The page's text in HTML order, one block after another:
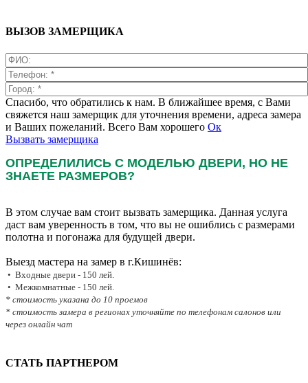
ВЫЗОВ ЗАМЕРЩИКА
Спасибо, что обратились к нам. В ближайшее время, с Вами
свяжется наш замерщик для уточнения времени, адреса замера
и Ваших пожеланий. Всего Вам хорошего Ок
Вызвать замерщика
ОПРЕДЕЛИЛИСЬ С МОДЕЛЬЮ ДВЕРИ, НО НЕ
ЗНАЕТЕ РАЗМЕРОВ?
В этом случае вам стоит вызвать замерщика. Данная услуга
даст вам уверенность в том, что вы не ошиблись с размерами
полотна и погонажа для будущей двери.
Выезд мастера на замер в г.Кишинёв:
• Входные двери - 150 лей.
• Межкомнатные - 150 лей.
* стоимость указана до 10 проемов
* стоимость замера в регионах уточняйте по телефонам салонов или
через онлайн чат
СТАТЬ ПАРТНЕРОМ